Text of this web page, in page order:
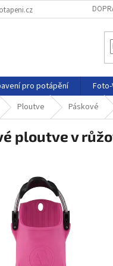
pro potápění
Ploutve Páskové
ploutve v